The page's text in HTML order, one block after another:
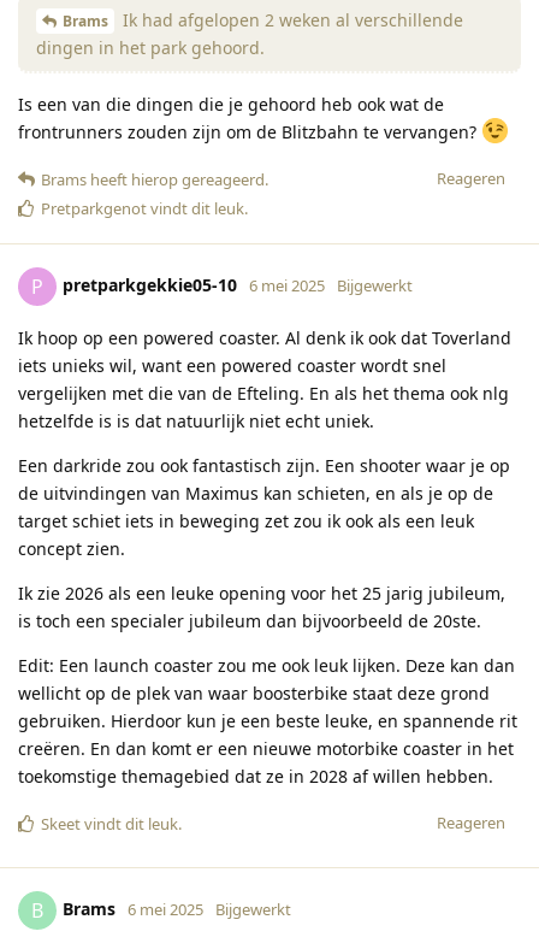
Brams
Ik had afgelopen 2 weken al verschillende
dingen in het park gehoord.
Is een van die dingen die je gehoord heb ook wat de
frontrunners zouden zijn om de Blitzbahn te vervangen?
Reageren
Brams heeft hierop gereageerd.
Pretparkgenotvindt dit leuk.
P pretparkgekkie05-10 6 mei 2025 Bijgewerkt
Ik hoop op een powered coaster. Al denk ik ook dat Toverland
iets unieks wil, want een powered coaster wordt snel
vergelijken met die van de Efteling. En als het thema ook nlg
hetzelfde is is dat natuurlijk niet echt uniek.
Een darkride zou ook fantastisch zijn. Een shooter waar je op
de uitvindingen van Maximus kan schieten, en als je op de
target schiet iets in beweging zet zou ik ook als een leuk
concept zien.
Ik zie 2026 als een leuke opening voor het 25 jarig jubileum,
is toch een specialer jubileum dan bijvoorbeeld de 20ste.
Edit: Een launch coaster zou me ook leuk lijken. Deze kan dan
wellicht op de plek van waar boosterbike staat deze grond
gebruiken. Hierdoor kun je een beste leuke, en spannende rit
creëren. En dan komt er een nieuwe motorbike coaster in het
toekomstige themagebied dat ze in 2028 af willen hebben.
Reageren
Skeetvindt dit leuk.
B Brams 6 mei 2025 Bijgewerkt